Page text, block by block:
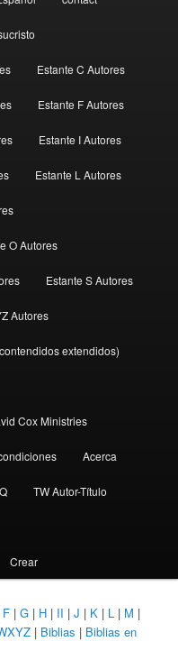
Estante C Autores
Estante F Autores
Estante I Autores
Estante L Autores
O Autores
Estante S Autores
Autores
extendidos)
Cox Ministries
Acerca
TW Autor-Título
Crear
F |G | H | II |J | K | L | M |
| Biblias | Biblias en